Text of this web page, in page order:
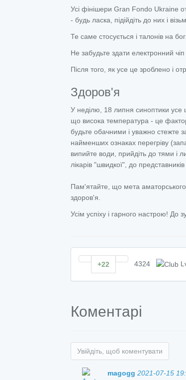
Усі фінішери Gran Fondo Ukraine
- будь ласка, підійдіть до них і
Те саме стосується і талонів на
Не забудьте здати електронний
Після того, як усе це зроблено і
Здоров'я
У неділю, 18 липня синоптики
що висока температура - це
будьте обачними і уважно стежте
найменших ознаках перегріву
випийте води, прийдіть до тями і
лікарів "швидкої", до
Пам'ятайте, що мета аматорського
здоров'я.
Усім успіху і гарного настрою! До
+22 4324
Коментарі
Увійдіть, щоб коментувати
magogg 2021-07-15